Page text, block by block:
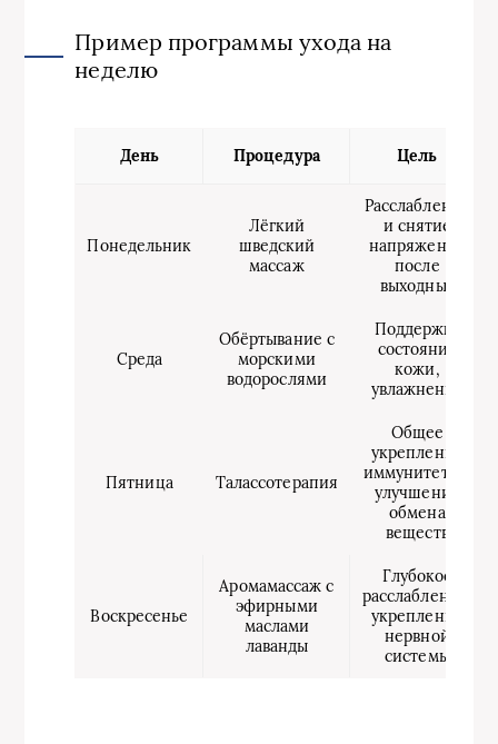
Пример программы ухода на
неделю
День Процедура Цель
Понедельник
Лёгкий
шведский
массаж
Расслабление
и снятие
напряжения
после
выходных
Среда
Обёртывание с
морскими
водорослями
Поддержка
состояния
кожи,
увлажнение
Пятница Талассотерапия
Общее
укрепление
иммунитета и
улучшение
обмена
веществ
Воскресенье
Аромамассаж с
эфирными
маслами
лаванды
Глубокое
расслабление,
укрепление
нервной
системы